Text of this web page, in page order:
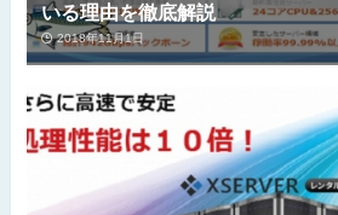
いる理由を徹底解説
2018年11月1日